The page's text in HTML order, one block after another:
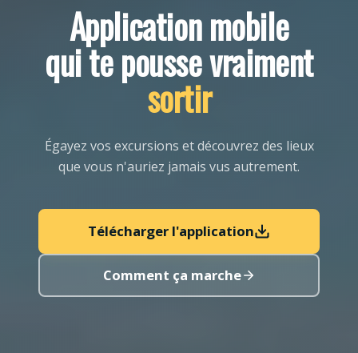
Application mobile
qui te pousse vraiment
sortir
Égayez vos excursions et découvrez des lieux
que vous n'auriez jamais vus autrement.
Télécharger l'application
Comment ça marche